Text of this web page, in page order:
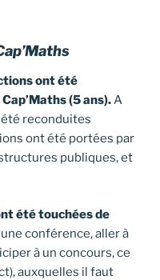
ont été
(5 ans).A
été reconduites
ont été portées par
publiques, et
été touchées de
conférence, aller à
à un concours, ce
auxquelles il faut